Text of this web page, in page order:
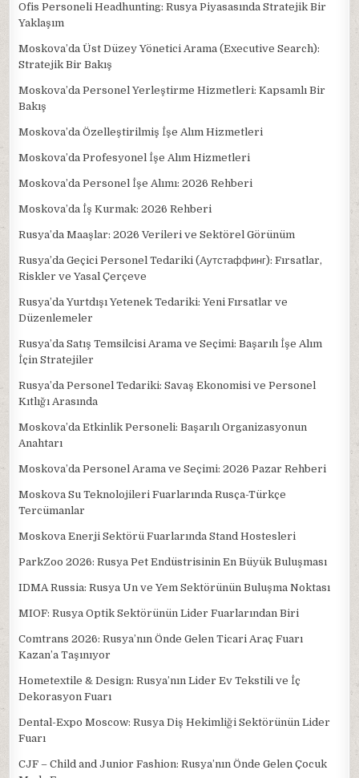
Ofis Personeli Headhunting: Rusya Piyasasında Stratejik Bir
Yaklaşım
Moskova’da Üst Düzey Yönetici Arama (Executive Search):
Stratejik Bir Bakış
Moskova’da Personel Yerleştirme Hizmetleri: Kapsamlı Bir
Bakış
Moskova’da Özelleştirilmiş İşe Alım Hizmetleri
Moskova’da Profesyonel İşe Alım Hizmetleri
Moskova’da Personel İşe Alımı: 2026 Rehberi
Moskova’da İş Kurmak: 2026 Rehberi
Rusya’da Maaşlar: 2026 Verileri ve Sektörel Görünüm
Rusya’da Geçici Personel Tedariki (Aутстаффинг): Fırsatlar,
Riskler ve Yasal Çerçeve
Rusya’da Yurtdışı Yetenek Tedariki: Yeni Fırsatlar ve
Düzenlemeler
Rusya’da Satış Temsilcisi Arama ve Seçimi: Başarılı İşe Alım
İçin Stratejiler
Rusya’da Personel Tedariki: Savaş Ekonomisi ve Personel
Kıtlığı Arasında
Moskova’da Etkinlik Personeli: Başarılı Organizasyonun
Anahtarı
Moskova’da Personel Arama ve Seçimi: 2026 Pazar Rehberi
Moskova Su Teknolojileri Fuarlarında Rusça-Türkçe
Tercümanlar
Moskova Enerji Sektörü Fuarlarında Stand Hostesleri
ParkZoo 2026: Rusya Pet Endüstrisinin En Büyük Buluşması
IDMA Russia: Rusya Un ve Yem Sektörünün Buluşma Noktası
MIOF: Rusya Optik Sektörünün Lider Fuarlarından Biri
Comtrans 2026: Rusya’nın Önde Gelen Ticari Araç Fuarı
Kazan’a Taşınıyor
Hometextile & Design: Rusya’nın Lider Ev Tekstili ve İç
Dekorasyon Fuarı
Dental-Expo Moscow: Rusya Diş Hekimliği Sektörünün Lider
Fuarı
CJF – Child and Junior Fashion: Rusya’nın Önde Gelen Çocuk